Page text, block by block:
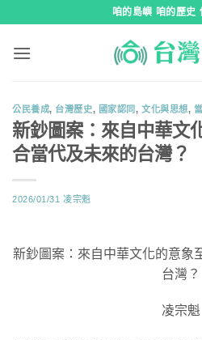
咱的島嶼 咱的歷史
公民養成, 台灣歷史, 國家認同,文化與思想,
新鈔圖案：來自中華文
合當代及未來的台灣？
2026/01/31 凌宗魁
新鈔圖案：來自中華文化的意象
台灣？
凌宗魁